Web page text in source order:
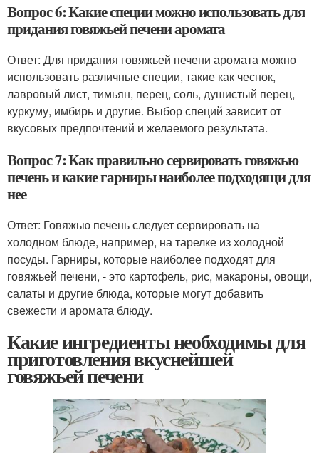
Вопрос 6: Какие специи можно использовать для
придания говяжьей печени аромата
Ответ: Для придания говяжьей печени аромата можно
использовать различные специи, такие как чеснок,
лавровый лист, тимьян, перец, соль, душистый перец,
куркуму, имбирь и другие. Выбор специй зависит от
вкусовых предпочтений и желаемого результата.
Вопрос 7: Как правильно сервировать говяжью
печень и какие гарниры наиболее подходящи для
нее
Ответ: Говяжью печень следует сервировать на
холодном блюде, например, на тарелке из холодной
посуды. Гарниры, которые наиболее подходят для
говяжьей печени, - это картофель, рис, макароны, овощи,
салаты и другие блюда, которые могут добавить
свежести и аромата блюду.
Какие ингредиенты необходимы для
приготовления вкуснейшей
говяжьей печени